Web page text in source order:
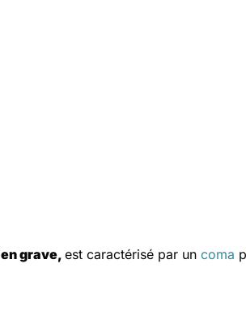
grave,est caractérisé par un coma